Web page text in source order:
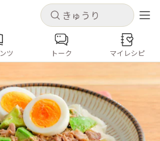
キャンセル
るとレシピを保存できます
新規登録
キャンセル
コンテンツ
トマト
とうもろこし
ツ トーク マイレシピ